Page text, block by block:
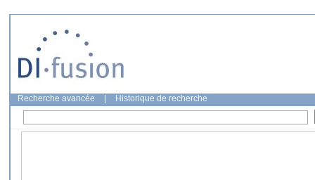
Recherche avancée Historique de recherche